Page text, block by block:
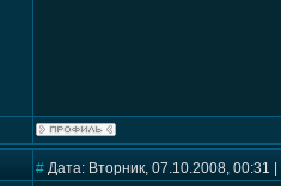
# Дата: Вторник, 07.10.2008,